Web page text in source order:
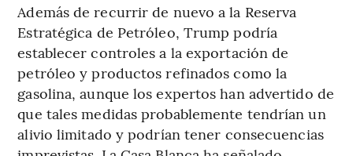
Además de recurrir de nuevo a la Reserva
Estratégica de Petróleo, Trump podría
establecer controles a la exportación de
petróleo y productos refinados como la
gasolina, aunque los expertos han advertido de
que tales medidas probablemente tendrían un
alivio limitado y podrían tener consecuencias